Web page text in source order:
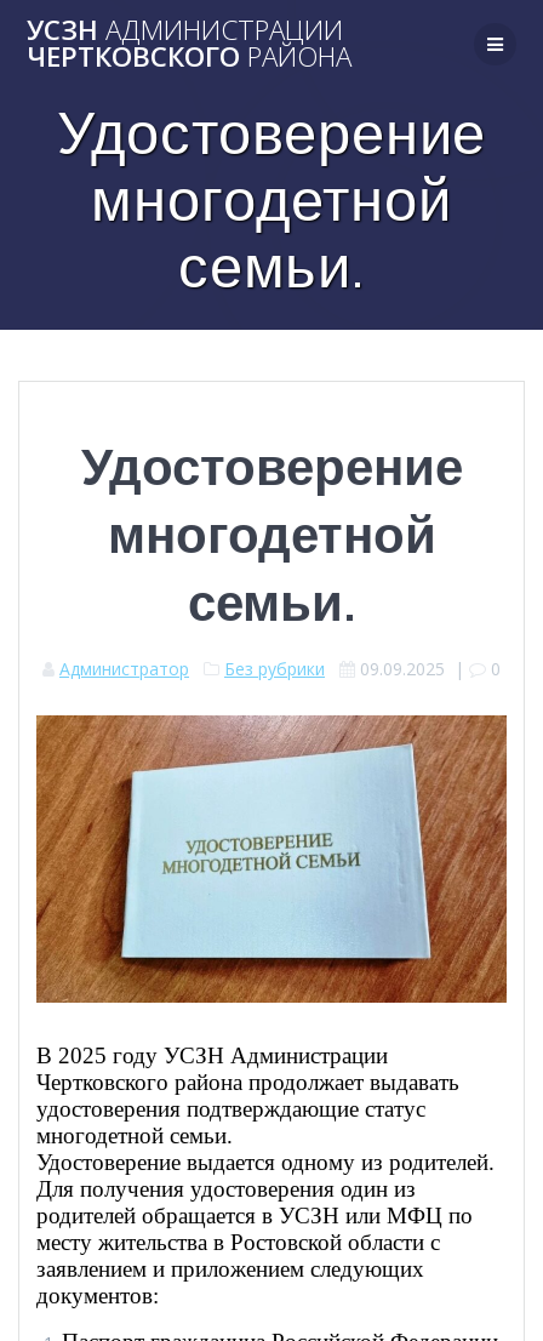
to
content
УСЗН АДМИНИСТРАЦИИ
ЧЕРТКОВСКОГО РАЙОНА
Удостоверение
многодетной
семьи.
Удостоверение
многодетной
семьи.
Администратор Без рубрики 09.09.2025 | 0
В 2025 году УСЗН Администрации
Чертковского района продолжает выдавать
удостоверения подтверждающие статус
многодетной семьи.
Удостоверение выдается одному из родителей.
Для получения удостоверения один из
родителей обращается в УСЗН или МФЦ по
месту жительства в Ростовской области с
заявлением и приложением следующих
документов: